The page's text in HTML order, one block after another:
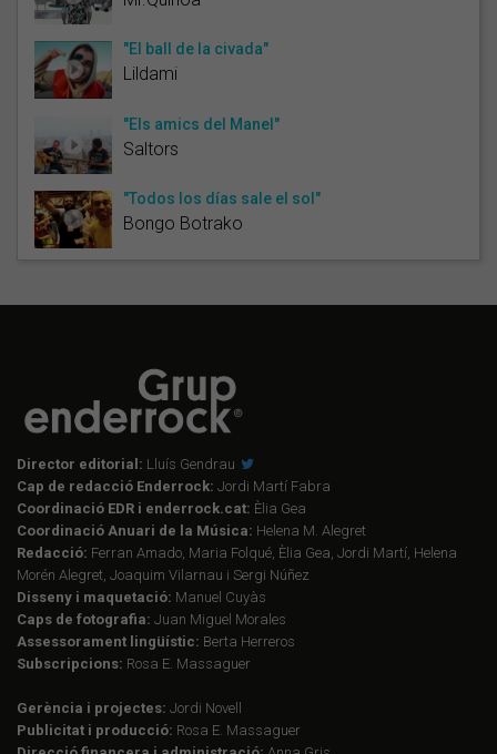
"El ball de la civada"
Lildami
"Els amics del Manel"
Saltors
"Todos los días sale el sol"
Bongo Botrako
Director editorial: Lluís Gendrau
Cap de redacció Enderrock: Jordi Martí Fabra
Coordinació EDR i enderrock.cat: Èlia Gea
Coordinació Anuari de la Música: Helena M. Alegret
Redacció: Ferran Amado, Maria Folqué, Èlia Gea, Jordi Martí, Helena
Morén Alegret, Joaquim Vilarnau i Sergi Núñez
Disseny i maquetació: Manuel Cuyàs
Caps de fotografia: Juan Miguel Morales
Assessorament lingüístic: Berta Herreros
Subscripcions: Rosa E. Massaguer
Gerència i projectes: Jordi Novell
Publicitat i producció: Rosa E. Massaguer